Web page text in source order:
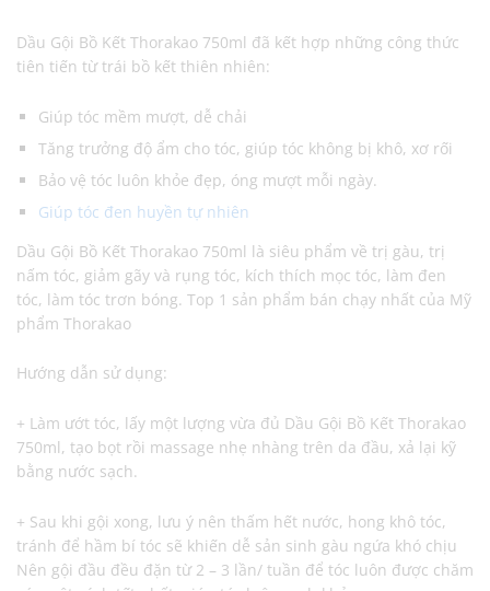
Dầu Gội Bồ Kết Thorakao 750ml đã kết hợp những công thức
tiên tiến từ trái bồ kết thiên nhiên:
Giúp tóc mềm mượt, dễ chải
Tăng trưởng độ ẩm cho tóc, giúp tóc không bị khô, xơ rối
Bảo vệ tóc luôn khỏe đẹp, óng mượt mỗi ngày.
Giúp tóc đen huyền tự nhiên
Dầu Gội Bồ Kết Thorakao 750ml là siêu phẩm về trị gàu, trị
nấm tóc, giảm gãy và rụng tóc, kích thích mọc tóc, làm đen
tóc, làm tóc trơn bóng. Top 1 sản phẩm bán chạy nhất của Mỹ
phẩm Thorakao
Hướng dẫn sử dụng:
+ Làm ướt tóc, lấy một lượng vừa đủ Dầu Gội Bồ Kết Thorakao
750ml, tạo bọt rồi massage nhẹ nhàng trên da đầu, xả lại kỹ
bằng nước sạch.
+ Sau khi gội xong, lưu ý nên thấm hết nước, hong khô tóc,
tránh để hầm bí tóc sẽ khiến dễ sản sinh gàu ngứa khó chịu
Nên gội đầu đều đặn từ 2 – 3 lần/ tuần để tóc luôn được chăm